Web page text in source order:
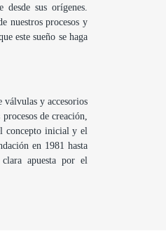
sus orígenes.
nuestros procesos y
este sueño se haga
válvulas y accesorios
de creación,
concepto inicial y el
en 1981 hasta
apuesta por el